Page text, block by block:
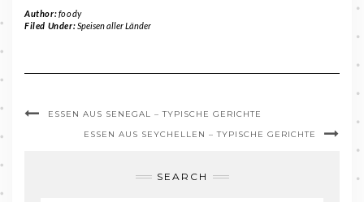
Author:foody
Filed Under:Speisen aller Länder
ESSEN AUS SENEGAL – TYPISCHE GERICHTE
ESSEN AUS SEYCHELLEN – TYPISCHE GERICHTE
SEARCH